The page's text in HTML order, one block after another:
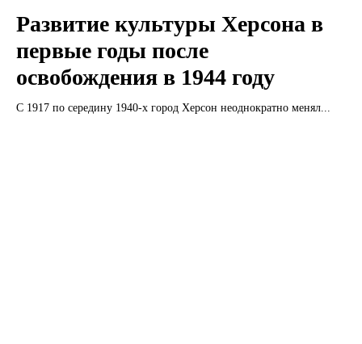
Развитие культуры Херсона в
первые годы после
освобождения в 1944 году
С 1917 по середину 1940-х город Херсон неоднократно менял...